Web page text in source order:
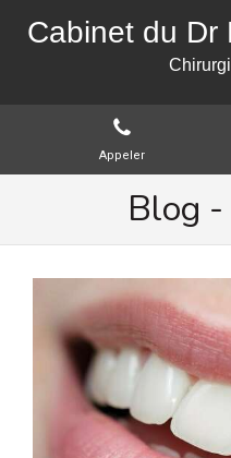
Cabinet du Dr
Appeler
Blog